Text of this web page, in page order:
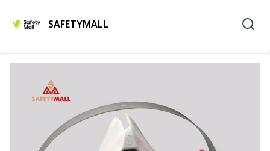
SAFETYMALL